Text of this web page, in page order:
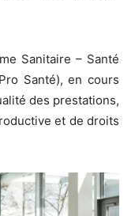
Sanitaire – Santé
Santé), en cours
des prestations,
et de droits